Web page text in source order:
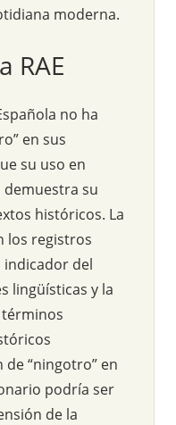
moderna.
RAE
no ha
en sus
su uso en
su
históricos. La
los registros
indicador del
lingüísticas y la
“ningotro” en
podría ser
de la